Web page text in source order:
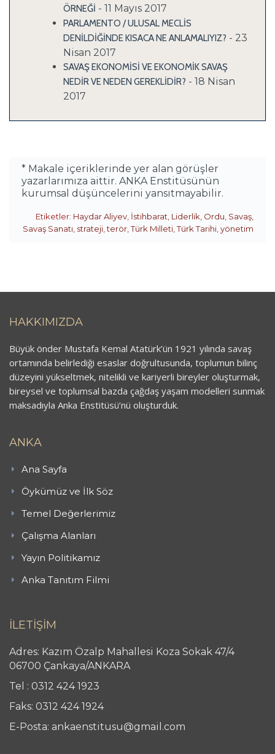
ÖRNEĞİ - 11 Mayıs 2017
PARLAMENTO / ULUSAL MECLİS
DENİLDİĞİNDE KISACA NE ANLAMALIYIZ? - 23
Nisan 2017
SAVAŞ EKONOMİSİ VE EKONOMİK SAVAŞ
NEDİR VE NEDEN GEREKLİDİR? - 18 Nisan
2017
* Makale içeriklerinde yer alan görüşler
yazarlarımıza aittir. ANKA Enstitüsünün
kurumsal düşüncelerini yansıtmayabilir.
Etiketler: Haydar Aliyev İstihbarat Liderlik Ordu Savaş
Savaş Sanatı strateji ,terör ,Türk Milleti ,Türk Tarihi yönetim
HAKKIMIZDA
Büyük önder Mustafa Kemal Atatürk’ün 1921 yılında savaş
ortamında belirlediği esaslar doğrultusunda, toplumun bilinç
düzeyini yükseltmek, nitelikli ve kariyerli bireyler oluşturmak,
bireysel ve toplumsal bazda çağdaş yaşam modelleri sunmak
maksadıyla Anka Enstitüsü’nü oluşturduk.
ANKA
Ana Sayfa
Öykümüz ve İlk Söz
Temel Değerlerimiz
Çalışma Alanları
Yayın Politikamız
Anka Tanıtım Filmi
İLETİŞİM
Adres: Kazım Özalp Mahallesi Koza Sokak 47/4
06700 Çankaya/ANKARA
Tel : 0312 424 1923
Faks: 0312 424 1924
E-Posta: ankaenstitusu@gmail.com